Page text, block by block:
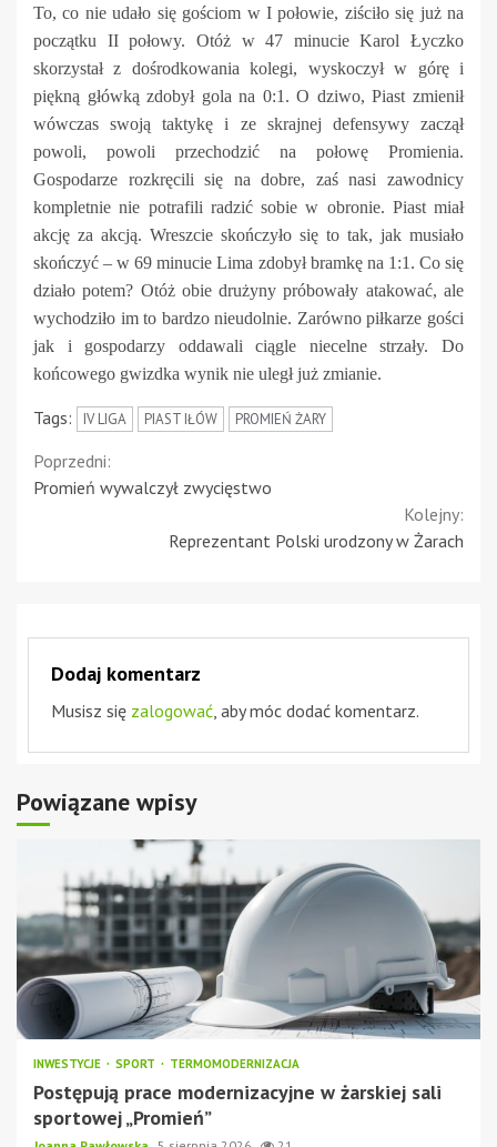
To, co nie udało się gościom w I połowie, ziściło się już na
początku II połowy. Otóż w 47 minucie Karol Łyczko
skorzystał z dośrodkowania kolegi, wyskoczył w górę i
piękną główką zdobył gola na 0:1. O dziwo, Piast zmienił
wówczas swoją taktykę i ze skrajnej defensywy zaczął
powoli, powoli przechodzić na połowę Promienia.
Gospodarze rozkręcili się na dobre, zaś nasi zawodnicy
kompletnie nie potrafili radzić sobie w obronie. Piast miał
akcję za akcją. Wreszcie skończyło się to tak, jak musiało
skończyć – w 69 minucie Lima zdobył bramkę na 1:1. Co się
działo potem? Otóż obie drużyny próbowały atakować, ale
wychodziło im to bardzo nieudolnie. Zarówno piłkarze gości
jak i gospodarzy oddawali ciągle niecelne strzały. Do
końcowego gwizdka wynik nie uległ już zmianie.
Tags: IV LIGA PIAST IŁÓW PROMIEŃ ŻARY
Continue
Reading
Poprzedni:
Promień wywalczył zwycięstwo
Kolejny:
Reprezentant Polski urodzony w Żarach
Dodaj komentarz
Musisz się zalogować, aby móc dodać komentarz.
Powiązane wpisy
INWESTYCJE SPORT TERMOMODERNIZACJA
Postępują prace modernizacyjne w żarskiej sali
sportowej „Promień”